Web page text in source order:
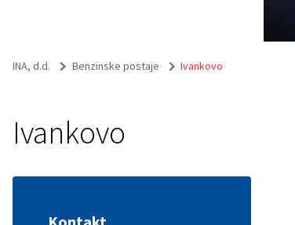
INA, d.d. Benzinske postaje Ivankovo
Ivankovo